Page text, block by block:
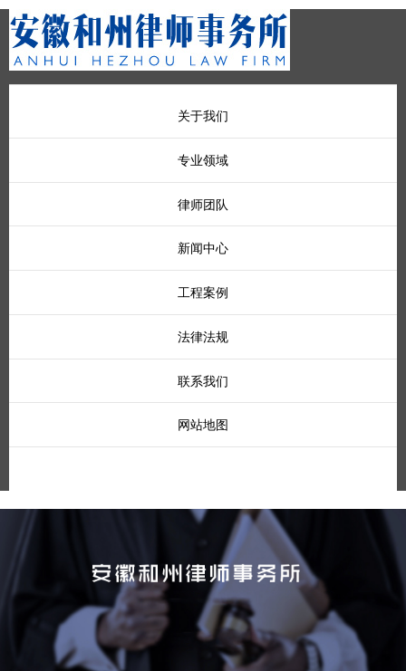
关于我们
专业领域
律师团队
新闻中心
工程案例
法律法规
联系我们
网站地图